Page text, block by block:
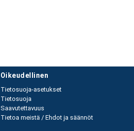
oikeudellinen
Tietosuoja-asetukset
Tietosuoja
Saavutettavuus
Tietoa meistä / Ehdot ja säännöt